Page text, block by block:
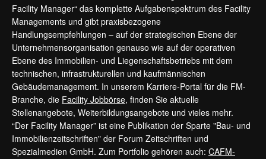
Facility Manager“ das komplette Aufgabenspektrum des Facility
Managements und gibt praxisbezogene
Handlungsempfehlungen – auf der strategischen Ebene der
Unternehmensorganisation genauso wie auf der operativen
Ebene des Immobilien- und Liegenschaftsbetriebs mit dem
technischen, infrastrukturellen und kaufmännischen
Gebäudemanagement. In unserem Karriere-Portal für die FM-
Branche, die Facility Jobbörse, finden Sie aktuelle
Stellenangebote, Weiterbildungsangebote und vieles mehr.
“Der Facility Manager” ist eine Publikation der Sparte "Bau- und
Immobilienzeitschriften" der Forum Zeitschriften und
Spezialmedien GmbH. Zum Portfolio gehören auch: CAFM-